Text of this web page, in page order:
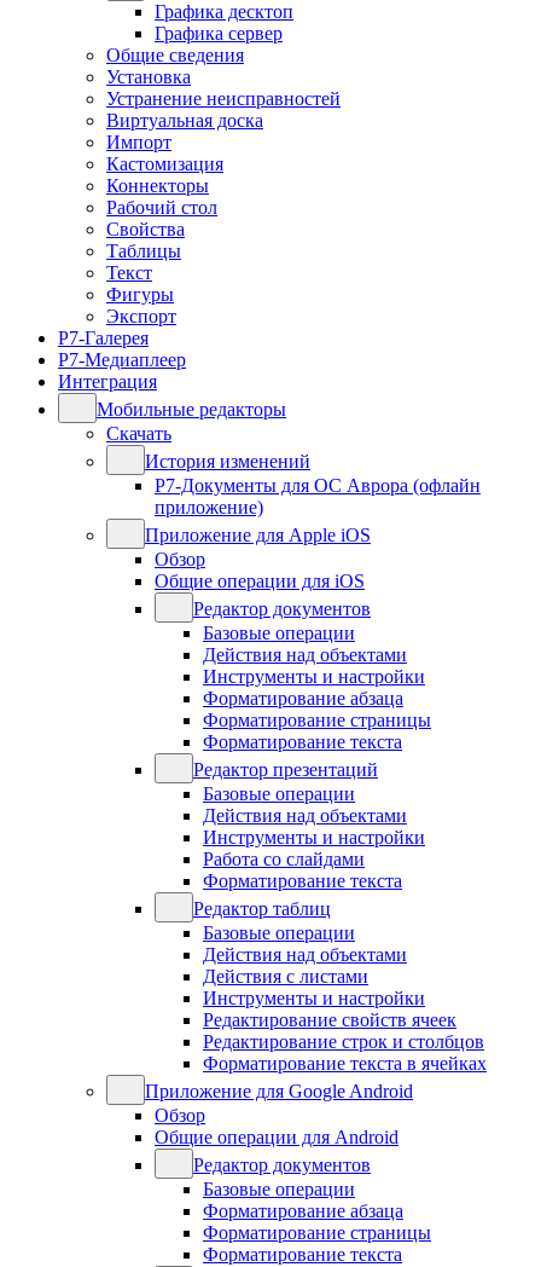
Графика десктоп
Графика сервер
Общие сведения
Установка
Устранение неисправностей
Виртуальная доска
Импорт
Кастомизация
Коннекторы
Рабочий стол
Свойства
Таблицы
Текст
Фигуры
Экспорт
Р7-Галерея
Р7-Медиаплеер
Интеграция
Мобильные редакторы
Скачать
История изменений
Р7-Документы для ОС Аврора (офлайн
приложение)
Приложение для Apple iOS
Обзор
Общие операции для iOS
Редактор документов
Базовые операции
Действия над объектами
Инструменты и настройки
Форматирование абзаца
Форматирование страницы
Форматирование текста
Редактор презентаций
Базовые операции
Действия над объектами
Инструменты и настройки
Работа со слайдами
Форматирование текста
Редактор таблиц
Базовые операции
Действия над объектами
Действия с листами
Инструменты и настройки
Редактирование свойств ячеек
Редактирование строк и столбцов
Форматирование текста в ячейках
Приложение для Google Android
Обзор
Общие операции для Android
Редактор документов
Базовые операции
Форматирование абзаца
Форматирование страницы
Форматирование текста